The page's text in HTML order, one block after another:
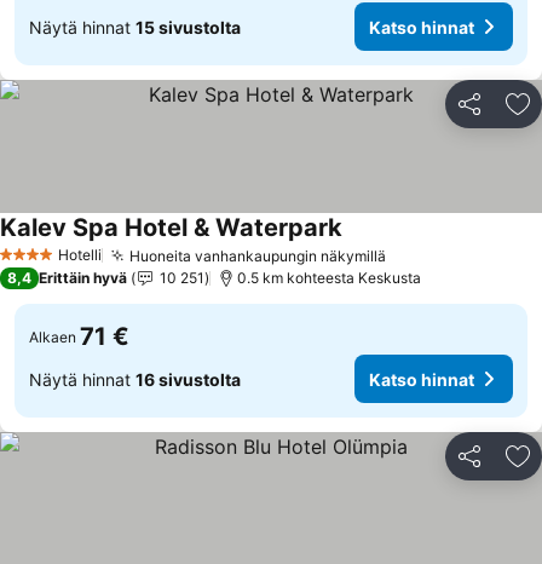
Näytä hinnat 15 sivustolta Katso hinnat
Jaa
4 Tähtiluokitus
Hotelli Huoneita vanhankaupungin näkymillä
Kalev Spa Hotel & WaterparkKatso hinnat
8,4 Erittäin hyvä 10 251 0.5 km kohteesta Keskusta
Alkaen 71 €
Näytä hinnat 16 sivustolta Katso hinnat
Jaa